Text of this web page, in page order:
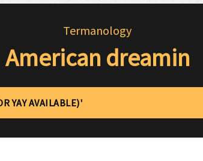
Termanology
American dreamin
YAY AVAILABLE)'